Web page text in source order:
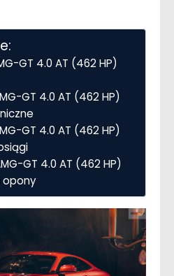
GT 4.0 AT (462 HP)
GT 4.0 AT (462 HP)
GT 4.0 AT (462 HP)
GT 4.0 AT (462 HP)
opony